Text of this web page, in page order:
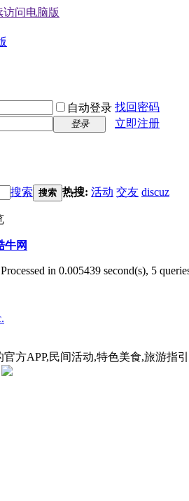
访问电脑版
自动登录 找回密码
登录
立即注册
搜索 搜索 热搜: 活动 交友 discuz
牛网
in 0.005439 second(s), 5
方APP,民间活动,特色美食,旅游